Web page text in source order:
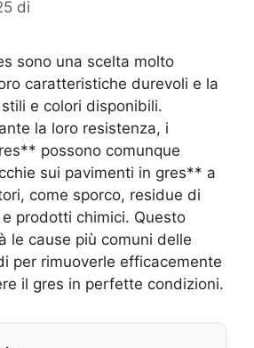
di
sono una scelta molto
caratteristiche durevoli e la
e colori disponibili.
la loro resistenza, i
possono comunque
sui pavimenti in gres** a
come sporco, residue di
prodotti chimici. Questo
le cause più comuni delle
per rimuoverle efficacemente
il gres in perfette condizioni.